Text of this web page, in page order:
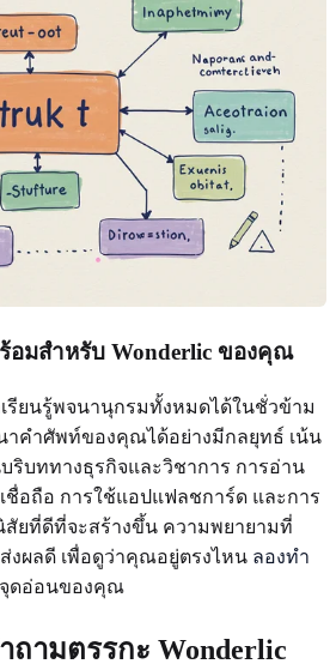
อมสำหรับ Wonderlic ของคุณ
รียนรู้พจนานุกรมทั้งหมดได้ในชั่วข้าม
คำศัพท์ของคุณได้อย่างมีกลยุทธ์ เน้น
ริบททางธุรกิจและวิชาการ การอ่าน
อถือ การใช้แอปแฟลชการ์ด และการ
ยที่ดีที่จะสร้างขึ้น ความพยายามที่
งผลดี เพื่อดูว่าคุณอยู่ตรงไหน ลองทำ
ดอ่อนของคุณ
ถามตรรกะ Wonderlic